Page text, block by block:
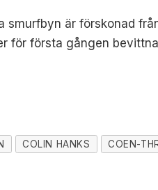
är förskonad
för första gången
COLIN HANKS COEN-